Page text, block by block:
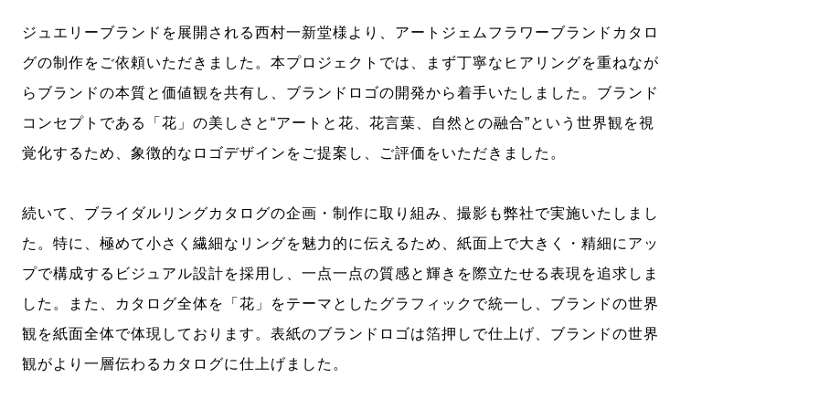
ジュエリーブランドを展開される西村一新堂様より、アートジェムフラワーブランドカタロ
グの制作をご依頼いただきました。本プロジェクトでは、まず丁寧なヒアリングを重ねなが
らブランドの本質と価値観を共有し、ブランドロゴの開発から着手いたしました。ブランド
コンセプトである「花」の美しさと“アートと花、花言葉、自然との融合”という世界観を視
覚化するため、象徴的なロゴデザインをご提案し、ご評価をいただきました。
続いて、ブライダルリングカタログの企画・制作に取り組み、撮影も弊社で実施いたしまし
た。特に、極めて小さく繊細なリングを魅力的に伝えるため、紙面上で大きく・精細にアッ
プで構成するビジュアル設計を採用し、一点一点の質感と輝きを際立たせる表現を追求しま
した。また、カタログ全体を「花」をテーマとしたグラフィックで統一し、ブランドの世界
観を紙面全体で体現しております。表紙のブランドロゴは箔押しで仕上げ、ブランドの世界
観がより一層伝わるカタログに仕上げました。